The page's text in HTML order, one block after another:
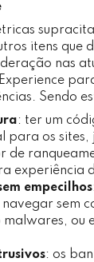
itens que
nas
Sendo
: ter um
para os sites,
de
experiência
empecilhos
sem
ou
: os